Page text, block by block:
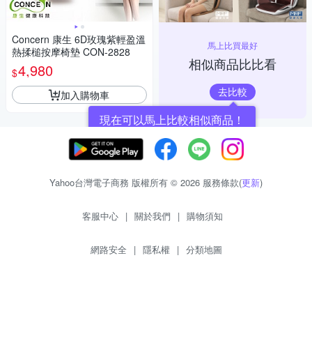
Concern 康生 6D玫瑰紫輕盈溫
熱揉槌按摩椅墊 CON-2828
$4,980
加入購物車
馬上比買最好
相似商品比比看
去比較
現在可以馬上比較相似商品！
Yahoo台灣電子商務 版權所有 © 2026 服務條款(更新)
客服中心 | 關於我們 | 購物須知
網路安全 | 隱私權 | 分類地圖